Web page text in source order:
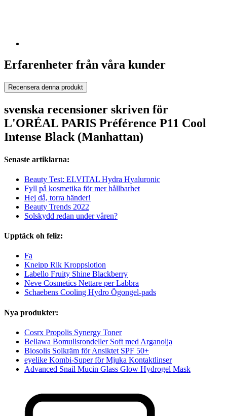
Erfarenheter från våra kunder
Recensera denna produkt
svenska recensioner skriven för
L'ORÉAL PARIS Préférence P11 Cool
Intense Black (Manhattan)
Senaste artiklarna:
Beauty Test: ELVITAL Hydra Hyaluronic
Fyll på kosmetika för mer hållbarhet
Hej då, torra händer!
Beauty Trends 2022
Solskydd redan under våren?
Upptäck oh feliz:
Fa
Kneipp Rik Kroppslotion
Labello Fruity Shine Blackberry
Neve Cosmetics Nettare per Labbra
Schaebens Cooling Hydro Ögongel-pads
Nya produkter:
Cosrx Propolis Synergy Toner
Bellawa Bomullsrondeller Soft med Arganolja
Biosolis Solkräm för Ansiktet SPF 50+
eyelike Kombi-Super för Mjuka Kontaktlinser
Advanced Snail Mucin Glass Glow Hydrogel Mask